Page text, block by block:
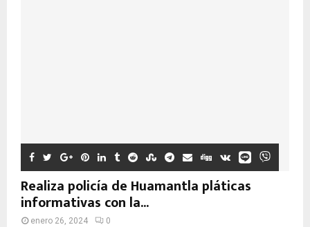
Realiza policía de Huamantla pláticas
informativas con la...
enero 26, 2024 0